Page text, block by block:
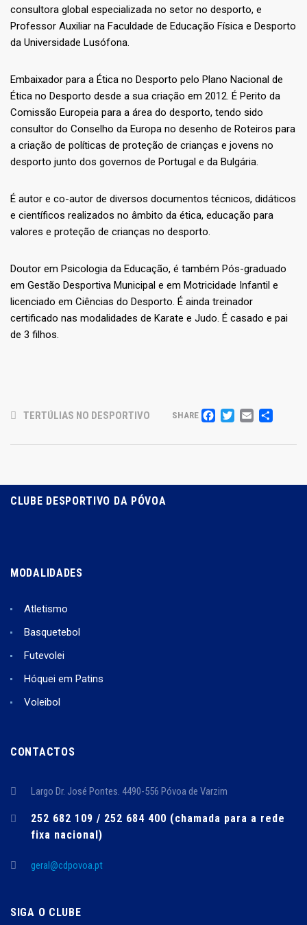
consultora global especializada no setor no desporto, e
Professor Auxiliar na Faculdade de Educação Física e Desporto
da Universidade Lusófona.
Embaixador para a Ética no Desporto pelo Plano Nacional de
Ética no Desporto desde a sua criação em 2012. É Perito da
Comissão Europeia para a área do desporto, tendo sido
consultor do Conselho da Europa no desenho de Roteiros para
a criação de políticas de proteção de crianças e jovens no
desporto junto dos governos de Portugal e da Bulgária.
É autor e co-autor de diversos documentos técnicos, didáticos
e científicos realizados no âmbito da ética, educação para
valores e proteção de crianças no desporto.
Doutor em Psicologia da Educação, é também Pós-graduado
em Gestão Desportiva Municipal e em Motricidade Infantil e
licenciado em Ciências do Desporto. É ainda treinador
certificado nas modalidades de Karate e Judo. É casado e pai
de 3 filhos.
TERTÚLIAS NO DESPORTIVO SHARE
CLUBE DESPORTIVO DA PÓVOA
MODALIDADES
Atletismo
Basquetebol
Futevolei
Hóquei em Patins
Voleibol
CONTACTOS
Largo Dr. José Pontes. 4490-556 Póvoa de Varzim
252 682 109 / 252 684 400 (chamada para a rede
fixa nacional)
geral@cdpovoa.pt
SIGA O CLUBE